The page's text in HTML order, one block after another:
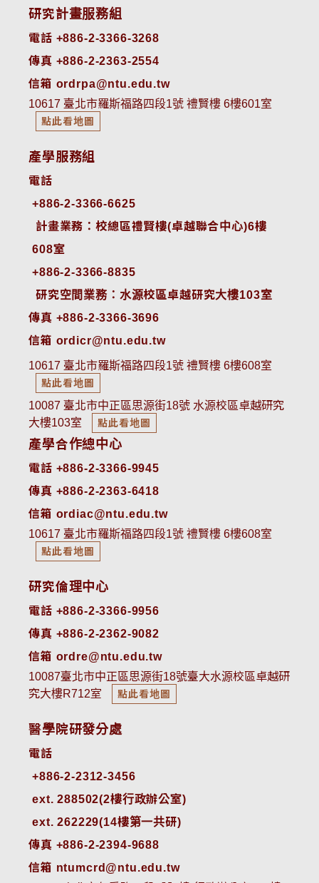
研究計畫服務組
電話 +886-2-3366-3268
傳真 +886-2-2363-2554
信箱 ordrpa@ntu.edu.tw
10617 臺北市羅斯福路四段1號 禮賢樓 6樓601室
點此看地圖
產學服務組
電話
+886-2-3366-6625
計畫業務：校總區禮賢樓(卓越聯合中心)6樓
608室
+886-2-3366-8835
研究空間業務：水源校區卓越研究大樓103室
傳真 +886-2-3366-3696
信箱 ordicr@ntu.edu.tw
10617 臺北市羅斯福路四段1號 禮賢樓 6樓608室
點此看地圖
10087 臺北市中正區思源街18號 水源校區卓越研究
大樓103室
點此看地圖
產學合作總中心
電話 +886-2-3366-9945
傳真 +886-2-2363-6418
信箱 ordiac@ntu.edu.tw
10617 臺北市羅斯福路四段1號 禮賢樓 6樓608室
點此看地圖
研究倫理中心
電話 +886-2-3366-9956
傳真 +886-2-2362-9082
信箱 ordre@ntu.edu.tw
10087臺北市中正區思源街18號臺大水源校區卓越研
究大樓R712室
點此看地圖
醫學院研發分處
電話
ext. 288502(2樓行政辦公室)
ext. 262229(14樓第一共研)
傳真 +886-2-2394-9688
信箱 ntumcrd@ntu.edu.tw